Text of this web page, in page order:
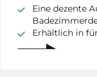
Eine dezente
Erhältlich in